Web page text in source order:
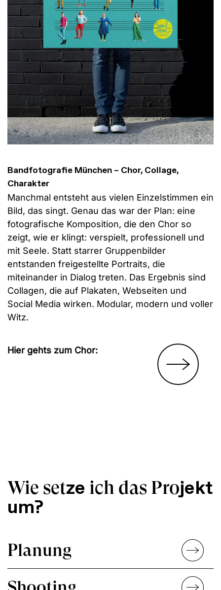
Bandfotografie München – Chor, Collage,
Charakter
Manchmal entsteht aus vielen Einzelstimmen ein
Bild, das singt. Genau das war der Plan: eine
fotografische Komposition, die den Chor so
zeigt, wie er klingt: verspielt, professionell und
mit Seele. Statt starrer Gruppenbilder
entstanden freigestellte Portraits, die
miteinander in Dialog treten. Das Ergebnis sind
Collagen, die auf Plakaten, Webseiten und
Social Media wirken. Modular, modern und voller
Witz.
Hier gehts zum Chor:
Wie setze ich das Projekt
um?
Planung